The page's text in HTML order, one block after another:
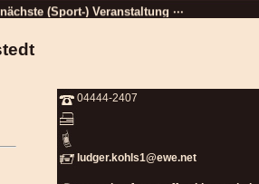
04444-2407
ludger.kohls1@ewe.net
nächste (Sport-) Veranstaltung ···
16.08.2026 :
······